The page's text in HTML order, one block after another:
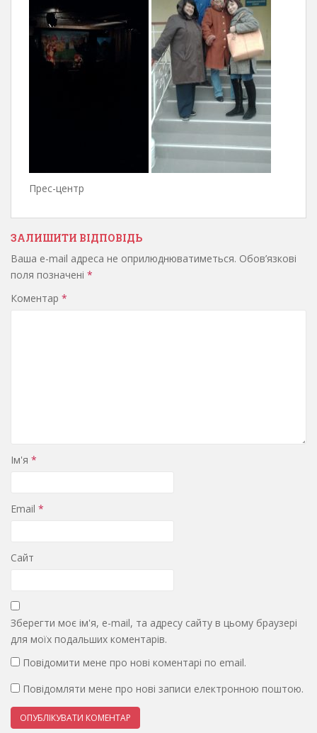
Прес-центр
ЗАЛИШИТИ ВІДПОВІДЬ
Ваша e-mail адреса не оприлюднюватиметься. Обов’язкові
поля позначені *
Коментар *
Ім'я *
Email *
Сайт
Зберегти моє ім'я, e-mail, та адресу сайту в цьому браузері
для моїх подальших коментарів.
Повідомити мене про нові коментарі по email.
Повідомляти мене про нові записи електронною поштою.